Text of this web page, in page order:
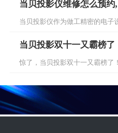
当贝投影仪维修怎么预
当贝投影仪作为做工精密的电子
当贝投影双十一又霸榜
惊了，当贝投影双十一又霸榜了